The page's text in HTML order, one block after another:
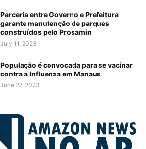
Parceria entre Governo e Prefeitura
garante manutenção de parques
construídos pelo Prosamin
July 11, 2023
População é convocada para se vacinar
contra a Influenza em Manaus
June 27, 2023